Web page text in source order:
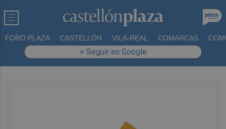
FORO PLAZA CASTELLÓN VILA-REAL COMARCAS
+ Seguir en Google